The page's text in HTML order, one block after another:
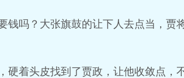
钱吗？大张旗鼓的让下人去点当，贾
硬着头皮找到了贾政，让他收敛点，